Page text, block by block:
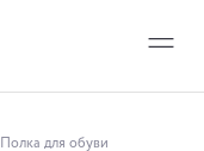
Полка для обуви